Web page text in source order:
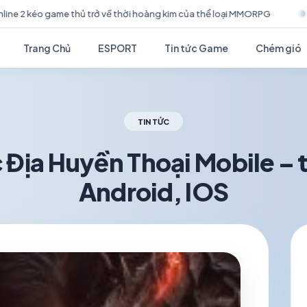
của thể loại MMORPG Stellar Vow – Khai mở báu vật ánh
Trang Chủ ESPORT Tin tức Game Chém gió
TIN TỨC
Huyền Thoại Mobile –
Android, IOS